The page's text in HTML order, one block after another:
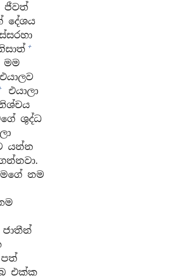
ජීවත්
දේශය
+
මම
එයාලා
ශුද්ධ
යන්න
මගේ නම
එක්ක